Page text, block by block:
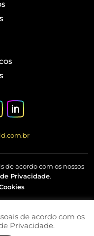
de acordo com os nossos
Privacidade.
andar – Barra Funda –
de acordo com os
Privacidade.